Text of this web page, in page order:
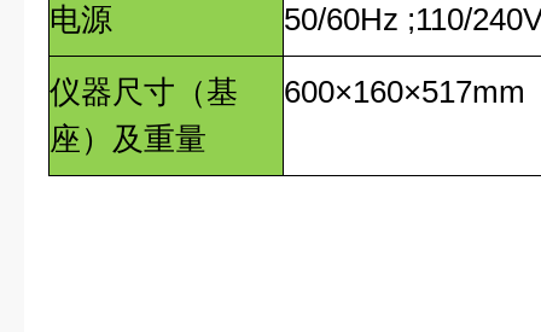
电源
50/60Hz ;110/
仪器尺寸（基
座）及重量
600×160×517mm